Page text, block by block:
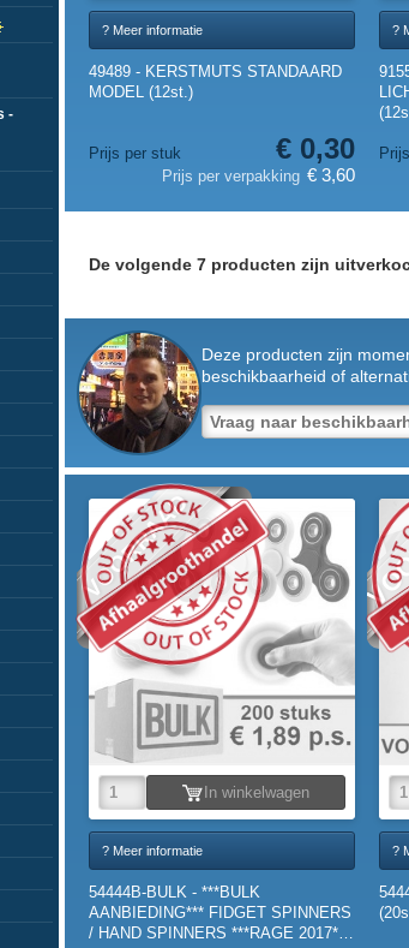
-
? Meer informatie
49489 - KERSTMUTS STANDAARD
MODEL (12st.)
Prijs per stuk € 0,30
Prijs per verpakking € 3,60
?
De volgende 7 producten zijn
Deze producten zijn
beschikbaarheid of
VOORRAAD
In winkelwagen
? Meer informatie
54444B-BULK - ***BULK
AANBIEDING*** FIDGET SPINNERS
/ HAND SPINNERS ***RAGE 2017***
?